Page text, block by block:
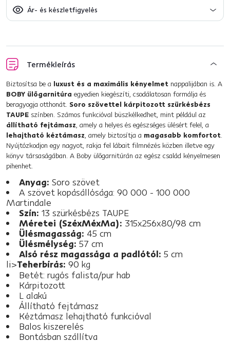
Ár- és készletfigyelés
Termékleírás
Biztosítsa be a luxust és a maximális kényelmet nappalijában is. A
BOBY ülőgarnitúra egyedien kiegészíti, csodálatosan formálja és
beragyogja otthonát. Soro szövettel kárpitozott szürkésbézs
TAUPE színben. Számos funkcióval büszkélkedhet, mint például az
állítható fejtámasz, amely a helyes és egészséges ülésért felel, a
lehajtható kéztámasz, amely biztosítja a magasabb komfortot.
Nyújtózkodjon egy nagyot, rakja fel lábait filmnézés közben illetve egy
könyv társaságában. A Boby ülőgarnitúrán az egész család kényelmesen
pihenhet.
Anyag: Soro szövet
A szövet kopásállósága: 90 000 - 100 000
Martindale
Szín: 13 szürkésbézs TAUPE
Méretei (SzéxMéxMa): 315x256x80/98 cm
Ülésmagasság: 45 cm
Ülésmélység: 57 cm
Alsó rész magassága a padlótól: 5 cm
li>Teherbírás: 90 kg
Betét: rugós falista/pur hab
Kárpitozott
L alakú
Állítható fejtámasz
Kéztámasz lehajtható funkcióval
Balos kiszerelés
Bontásban szállítva